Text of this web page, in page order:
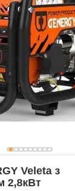
Veleta з
2,8кВт